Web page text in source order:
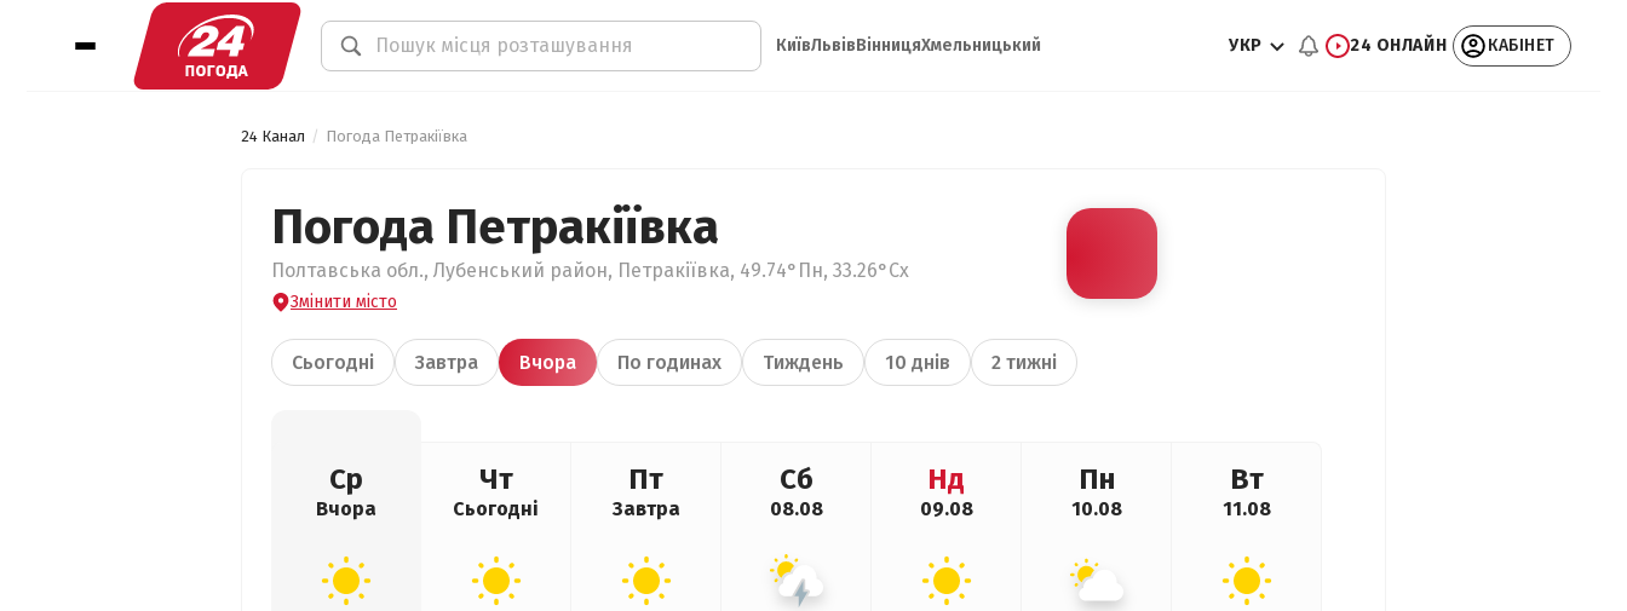
КиївЛьвівВінницяХмельницький УКР 24 ОНЛАЙН КАБІНЕТ
24 Канал Погода Петракіївка
Погода Петракіївка
Полтавська обл., Лубенський район, Петракіївка, 49.74°Пн, 33.26°Сх
Змінити місто
Сьогодні Завтра Вчора По годинах Тиждень 10 днів 2 тижні
Ср
Вчора
Чт
Сьогодні
Пт
Завтра
Сб
08.08
Нд
09.08
Пн
10.08
Вт
11.08